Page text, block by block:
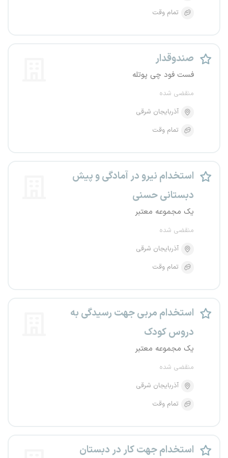
تمام وقت
صندوقدار
فست فود چی پوتله
منقضی شده
آذربایجان شرقی
تمام وقت
استخدام نیرو در آمادگی و پیش
دبستانی حسنی
یک مجموعه معتبر
منقضی شده
آذربایجان شرقی
تمام وقت
استخدام مربی جهت رسیدگی به
دروس کودک
یک مجموعه معتبر
منقضی شده
آذربایجان شرقی
تمام وقت
استخدام جهت کار در دبستان